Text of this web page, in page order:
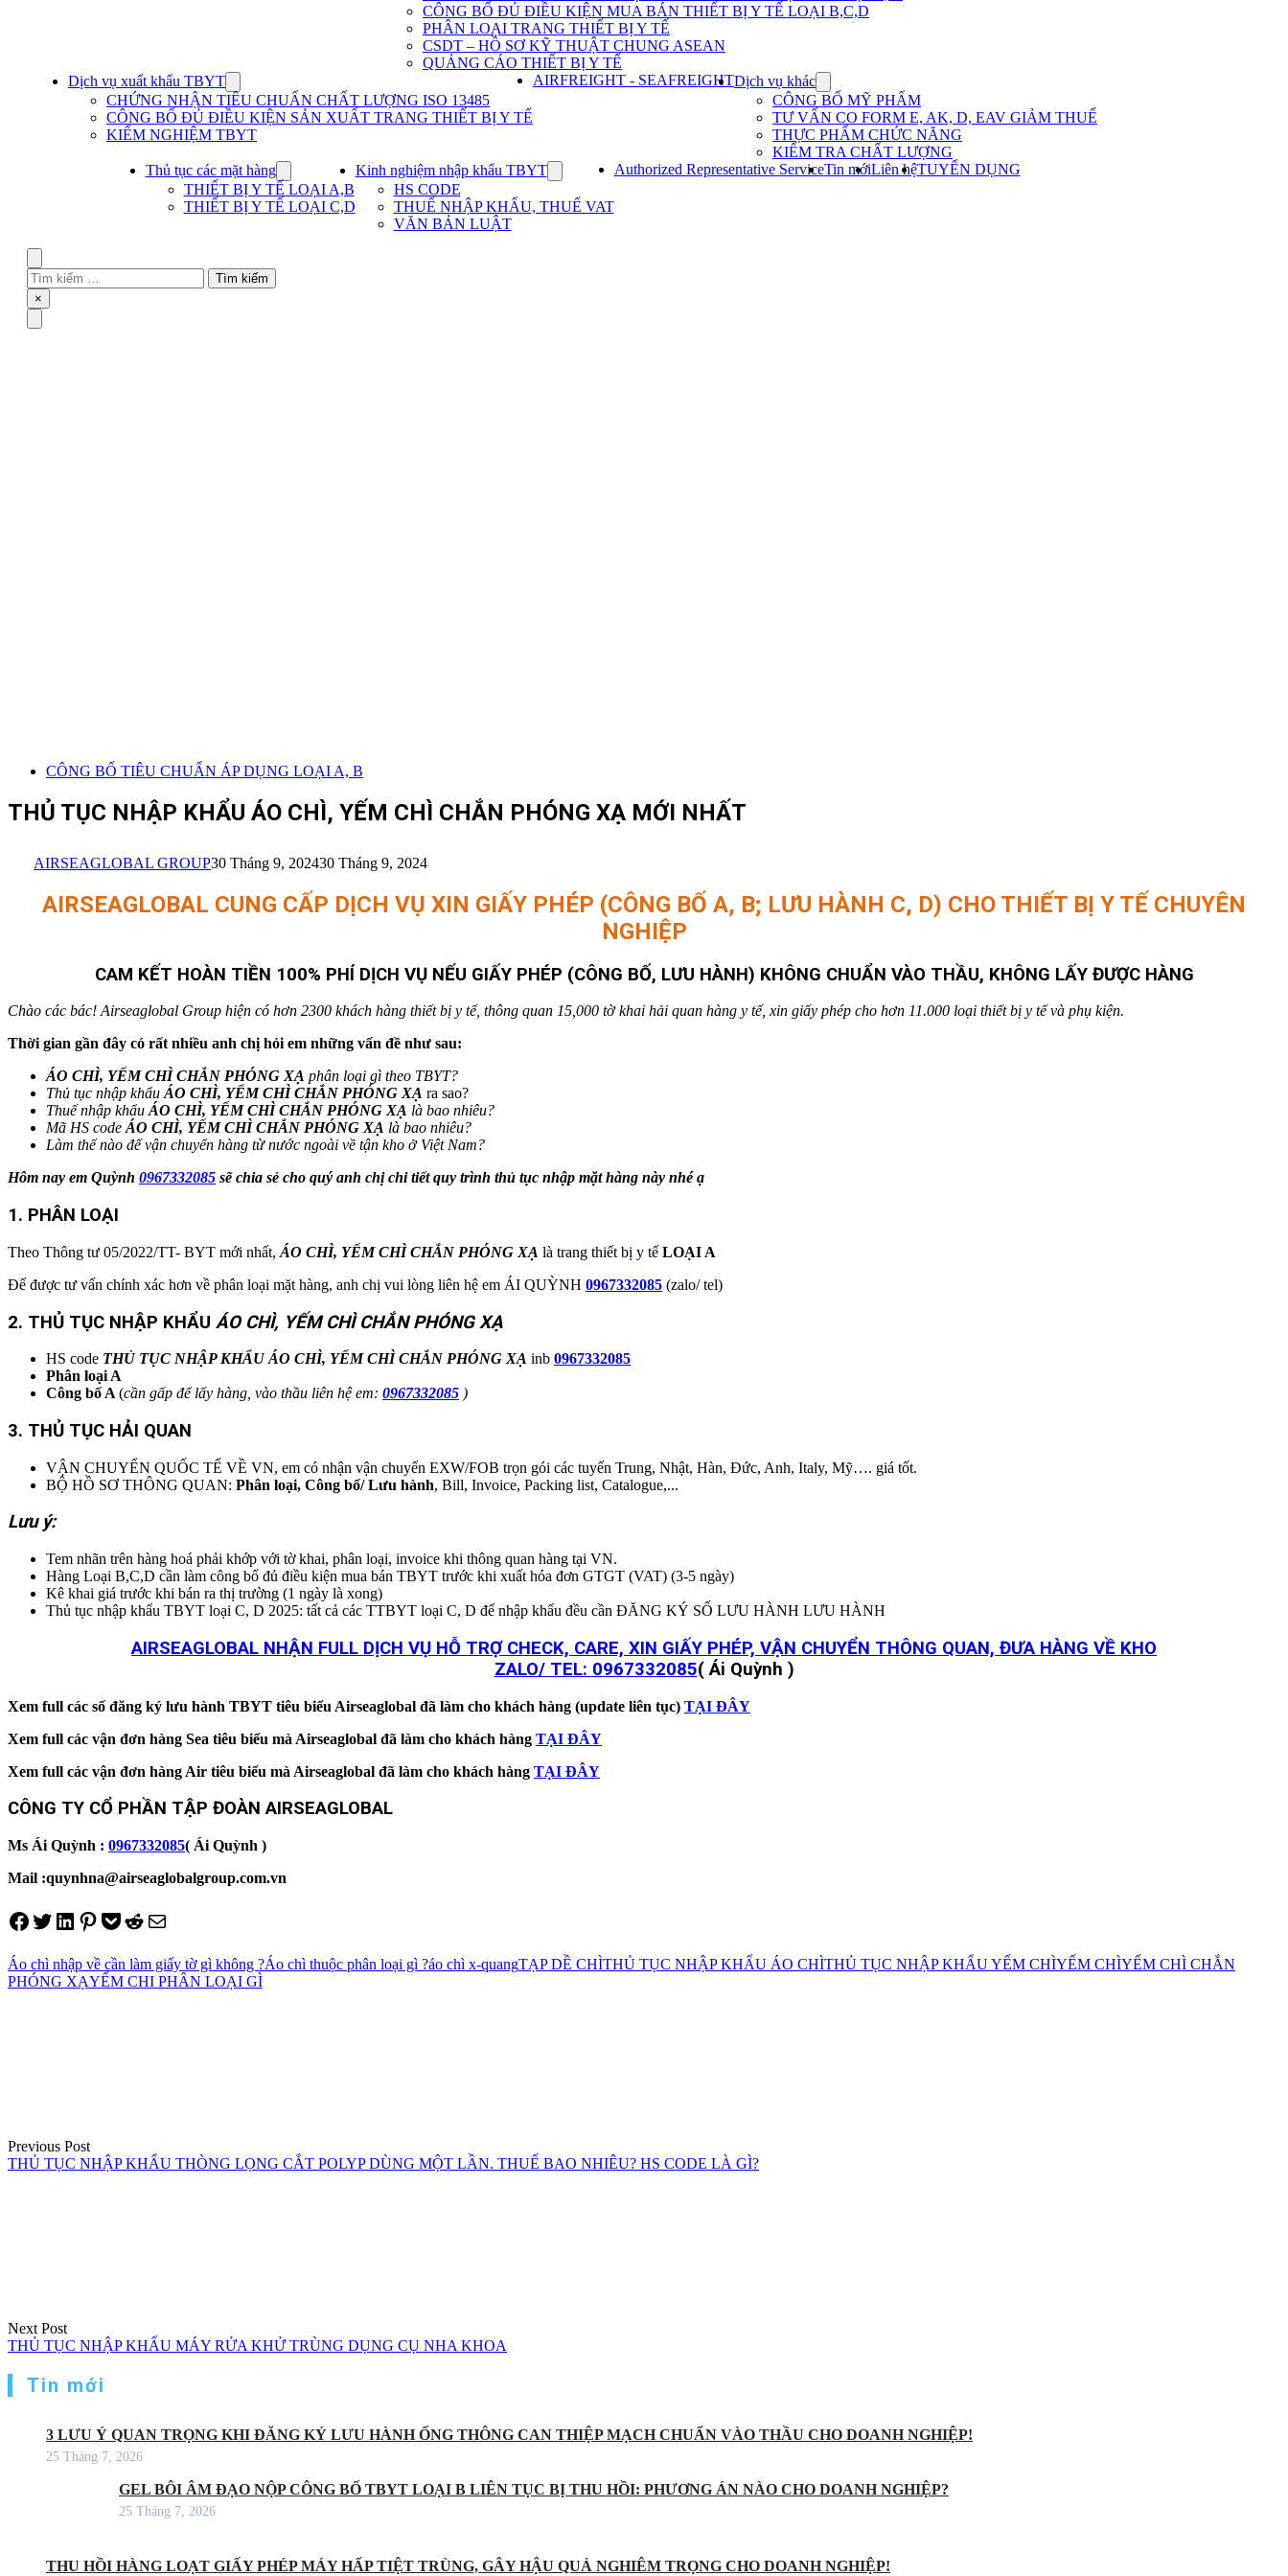
vụ
nhập
khẩu
TBYT
CÔNG BỐ ĐỦ ĐIỀU KIỆN MUA BÁN THIẾT BỊ Y TẾ LOẠI B,C,D
PHÂN LOẠI TRANG THIẾT BỊ Y TẾ
CSDT – HỒ SƠ KỸ THUẬT CHUNG ASEAN
QUẢNG CÁO THIẾT BỊ Y TẾ
Dịch vụ xuất khẩu TBYT
submenu
for
Dịch
vụ
khẩu
TBYT
CHỨNG NHẬN TIÊU CHUẨN CHẤT LƯỢNG ISO 13485
CÔNG BỐ ĐỦ ĐIỀU KIỆN SẢN XUẤT TRANG THIẾT BỊ Y TẾ
KIỂM NGHIỆM TBYT
AIRFREIGHT - SEAFREIGHTDịch vụ khác
submenu
for
Dịch
vụ
khác
CÔNG BỐ MỸ PHẨM
TƯ VẤN CO FORM E, AK, D, EAV GIẢM THUẾ
THỰC PHẨM CHỨC NĂNG
KIỂM TRA CHẤT LƯỢNG
Thủ tục các mặt hàng
submenu
for
Thủ
THIẾT BỊ Y TẾ LOẠI A,B
THIẾT BỊ Y TẾ LOẠI C,D
Kinh nghiệm nhập khẩu TBYT
submenu
for
Kinh
HS CODE
THUẾ NHẬP KHẨU, THUẾ VAT
VĂN BẢN LUẬT
Authorized Representative ServiceTin mớiLiên hệTUYỂN DỤNG
Tìm
kiếm
cho:
Close
×
CÔNG BỐ TIÊU CHUẨN ÁP DỤNG LOẠI A, B
THỦ TỤC NHẬP KHẨU ÁO CHÌ, YẾM CHÌ CHẮN PHÓNG XẠ MỚI NHẤT
AIRSEAGLOBAL GROUP30 Tháng 9, 202430 Tháng 9, 2024
AIRSEAGLOBAL CUNG CẤP DỊCH VỤ XIN GIẤY PHÉP (CÔNG BỐ A, B; LƯU HÀNH C, D) CHO THIẾT BỊ Y TẾ CHUYÊN
NGHIỆP
CAM KẾT HOÀN TIỀN 100% PHÍ DỊCH VỤ NẾU GIẤY PHÉP (CÔNG BỐ, LƯU HÀNH) KHÔNG CHUẨN VÀO THẦU, KHÔNG LẤY ĐƯỢC HÀNG
Chào các bác! Airseaglobal Group hiện có hơn 2300 khách hàng thiết bị y tế, thông quan 15,000 tờ khai hải quan hàng y tế, xin giấy phép cho hơn 11.000 loại thiết bị y tế và phụ kiện.
Thời gian gần đây có rất nhiều anh chị hỏi em những vấn đề như sau:
ÁO CHÌ, YẾM CHÌ CHẮN PHÓNG XẠ phân loại gì theo TBYT?
Thủ tục nhập khẩu ÁO CHÌ, YẾM CHÌ CHẮN PHÓNG XẠ ra sao?
Thuế nhập khẩu ÁO CHÌ, YẾM CHÌ CHẮN PHÓNG XẠ là bao nhiêu?
Mã HS code ÁO CHÌ, YẾM CHÌ CHẮN PHÓNG XẠ là bao nhiêu?
Làm thế nào để vận chuyển hàng từ nước ngoài về tận kho ở Việt Nam?
Hôm nay em Quỳnh 0967332085 sẽ chia sẻ cho quý anh chị chi tiết quy trình thủ tục nhập mặt hàng này nhé ạ
1. PHÂN LOẠI
Theo Thông tư 05/2022/TT- BYT mới nhất, ÁO CHÌ, YẾM CHÌ CHẮN PHÓNG XẠ là trang thiết bị y tế LOẠI A
Để được tư vấn chính xác hơn về phân loại mặt hàng, anh chị vui lòng liên hệ em ÁI QUỲNH 0967332085 (zalo/ tel)
2. THỦ TỤC NHẬP KHẨU ÁO CHÌ, YẾM CHÌ CHẮN PHÓNG XẠ
HS code THỦ TỤC NHẬP KHẨUÁO CHÌ, YẾM CHÌ CHẮN PHÓNG XẠ inb 0967332085
Phân loại A
Công bố A (cần gấp để lấy hàng, vào thầu liên hệ em: 0967332085 )
3. THỦ TỤC HẢI QUAN
VẬN CHUYỂN QUỐC TẾ VỀ VN, em có nhận vận chuyển EXW/FOB trọn gói các tuyến Trung, Nhật, Hàn, Đức, Anh, Italy, Mỹ…. giá tốt.
BỘ HỒ SƠ THÔNG QUAN: Phân loại, Công bố/ Lưu hành, Bill, Invoice, Packing list, Catalogue,...
Lưu ý:
Tem nhãn trên hàng hoá phải khớp với tờ khai, phân loại, invoice khi thông quan hàng tại VN.
Hàng Loại B,C,D cần làm công bố đủ điều kiện mua bán TBYT trước khi xuất hóa đơn GTGT (VAT) (3-5 ngày)
Kê khai giá trước khi bán ra thị trường (1 ngày là xong)
Thủ tục nhập khẩu TBYT loại C, D 2025: tất cả các TTBYT loại C, D để nhập khẩu đều cần ĐĂNG KÝ SỐ LƯU HÀNH LƯU HÀNH
AIRSEAGLOBAL NHẬN FULL DỊCH VỤ HỖ TRỢ CHECK, CARE, XIN GIẤY PHÉP, VẬN CHUYỂN THÔNG QUAN, ĐƯA HÀNG VỀ KHO
ZALO/ TEL: 0967332085( Ái Quỳnh )
Xem full các số đăng ký lưu hành TBYT tiêu biểu Airseaglobal đã làm cho khách hàng (update liên tục) TẠI ĐÂY
Xem full các vận đơn hàng Sea tiêu biểu mà Airseaglobal đã làm cho khách hàng TẠI ĐÂY
Xem full các vận đơn hàng Air tiêu biểu mà Airseaglobal đã làm cho khách hàng TẠI ĐÂY
CÔNG TY CỔ PHẦN TẬP ĐOÀN AIRSEAGLOBAL
Ms Ái Quỳnh : 0967332085( Ái Quỳnh )
Mail :quynhna@airseaglobalgroup.com.vn
Share on Facebook
Tweet on Twitter
Share on LinkedIn
Pin on Pinterest
Save to pocket
Share on Reddit
Share via Email
Áo chì nhập về cần làm giấy tờ gì không ?Áo chì thuộc phân loại gì ?áo chì x-quangTẠP DỀ CHÌTHỦ TỤC NHẬP KHẨU ÁO CHÌTHỦ TỤC NHẬP KHẨU YẾM CHÌYẾM CHÌYẾM CHÌ CHẮN
PHÓNG XẠYẾM CHI PHÂN LOẠI GÌ
Previous Post
THỦ TỤC NHẬP KHẨU THÒNG LỌNG CẮT POLYP DÙNG MỘT LẦN. THUẾ BAO NHIÊU? HS CODE LÀ GÌ?
Next Post
THỦ TỤC NHẬP KHẨU MÁY RỬA KHỬ TRÙNG DỤNG CỤ NHA KHOA
Tin mới
3 LƯU Ý QUAN TRỌNG KHI ĐĂNG KÝ LƯU HÀNH ỐNG THÔNG CAN THIỆP MẠCH CHUẨN VÀO THẦU CHO DOANH NGHIỆP!
25 Tháng 7, 2026
GEL BÔI ÂM ĐẠO NỘP CÔNG BỐ TBYT LOẠI B LIÊN TỤC BỊ THU HỒI: PHƯƠNG ÁN NÀO CHO DOANH NGHIỆP?
25 Tháng 7, 2026
THU HỒI HÀNG LOẠT GIẤY PHÉP MÁY HẤP TIỆT TRÙNG, GÂY HẬU QUẢ NGHIÊM TRỌNG CHO DOANH NGHIỆP!